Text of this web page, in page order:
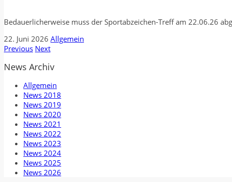
Bedauerlicherweise muss der Sportabzeichen-Treff am 22.06.26
22. Juni 2026 Allgemein
Previous Next
News Archiv
Allgemein
News 2018
News 2019
News 2020
News 2021
News 2022
News 2023
News 2024
News 2025
News 2026